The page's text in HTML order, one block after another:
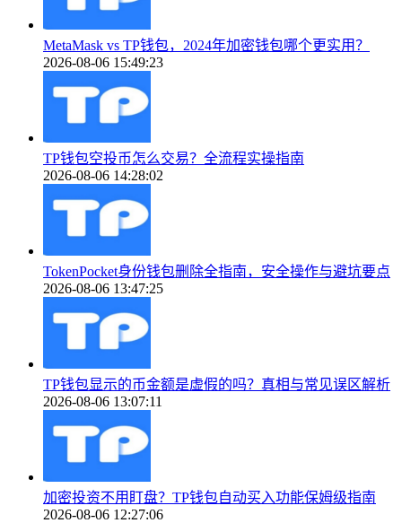
MetaMask vs TP钱包，2024年加密钱包哪个更实用？
2026-08-06 15:49:23
TP钱包空投币怎么交易？全流程实操指南
2026-08-06 14:28:02
TokenPocket身份钱包删除全指南，安全操作与避坑要点
2026-08-06 13:47:25
TP钱包显示的币金额是虚假的吗？真相与常见误区解析
2026-08-06 13:07:11
加密投资不用盯盘？TP钱包自动买入功能保姆级指南
2026-08-06 12:27:06